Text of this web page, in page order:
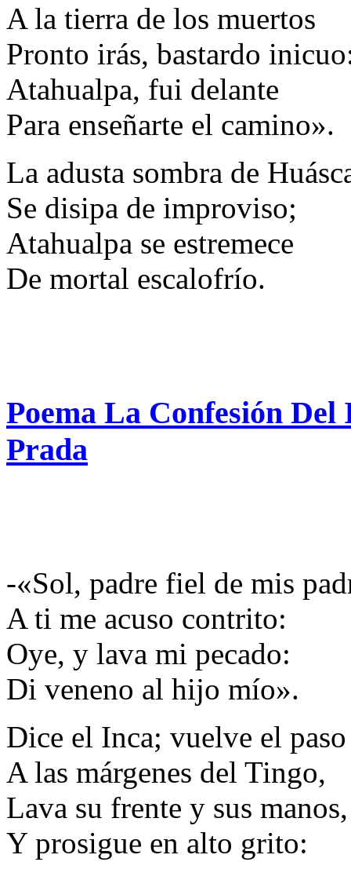
A la tierra de los muertos
Pronto irás, bastardo
Atahualpa, fui delante
Para enseñarte el camino».
La adusta sombra de
Se disipa de improviso;
Atahualpa se estremece
De mortal escalofrío.
Poema La Confesión
Prada
-«Sol, padre fiel de mis
A ti me acuso contrito:
Oye, y lava mi pecado:
Di veneno al hijo mío».
Dice el Inca; vuelve el paso
A las márgenes del Tingo,
Lava su frente y sus manos,
Y prosigue en alto grito: